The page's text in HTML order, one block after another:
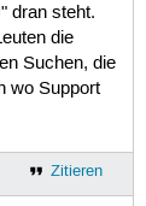
dran steht.
die
Suchen, die
wo Support
Zitieren